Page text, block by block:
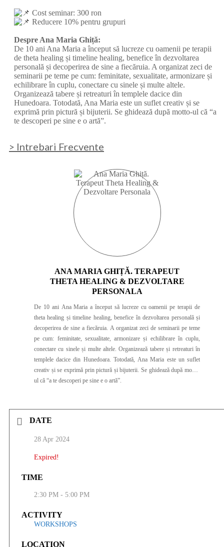
Cost seminar: 300 ron
Reducere 10% pentru grupuri
Despre Ana Maria Ghiță:
De 10 ani Ana Maria a început să lucreze cu oamenii pe terapii
de theta healing și timeline healing, benefice în dezvoltarea
personală și decoperirea de sine a fiecăruia. A organizat zeci de
seminarii pe teme pe cum: feminitate, sexualitate, armonizare și
echilibrare în cuplu, conectare cu sinele și multe altele.
Organizează tabere și retreaturi în templele dacice din
Hunedoara. Totodată, Ana Maria este un suflet creativ și se
exprimă prin pictură și bijuterii. Se ghidează după motto-ul că “a
te descoperi pe sine e o artă”.
> Intrebari Frecvente
ANA MARIA GHIȚĂ. TERAPEUT
THETA HEALING & DEZVOLTARE
PERSONALA
De 10 ani Ana Maria a început să lucreze cu oamenii pe terapii de
theta healing și timeline healing, benefice în dezvoltarea personală și
decoperirea de sine a fiecăruia. A organizat zeci de seminarii pe teme
pe cum: feminitate, sexualitate, armonizare și echilibrare în cuplu,
conectare cu sinele și multe altele. Organizează tabere și retreaturi în
templele dacice din Hunedoara. Totodată, Ana Maria este un suflet
creativ și se exprimă prin pictură și bijuterii. Se ghidează după motto-
ul că “a te descoperi pe sine e o artă”.
DATE
28 Apr 2024
Expired!
TIME
2:30 PM - 5:00 PM
ACTIVITY
WORKSHOPS
LOCATION